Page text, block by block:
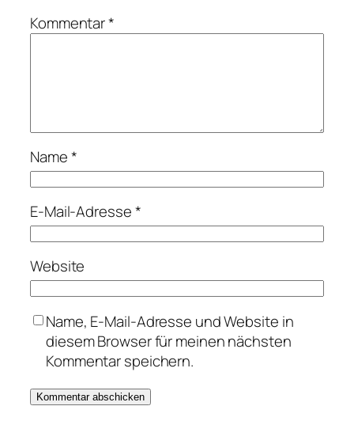
Kommentar*
Name*
E-Mail-Adresse*
Website
Name, E-Mail-Adresse und Website in
diesem Browser für meinen nächsten
Kommentar speichern.